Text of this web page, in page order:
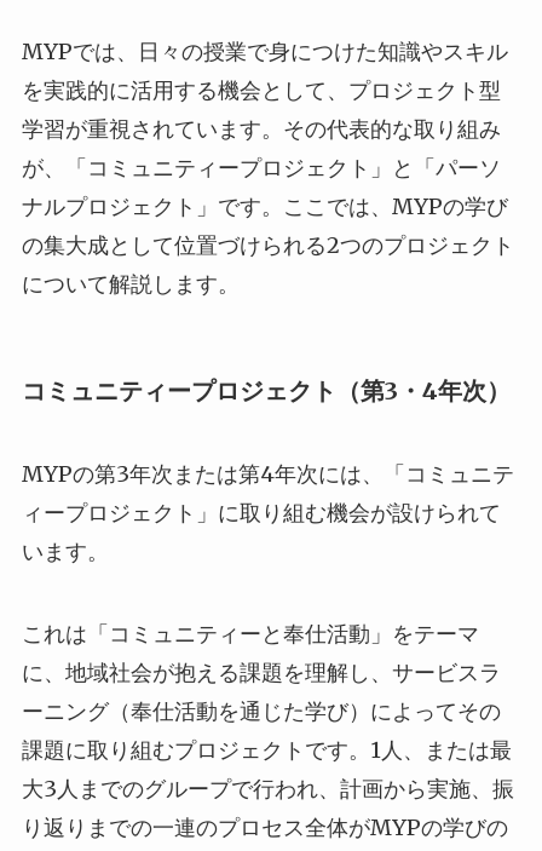
MYPでは、日々の授業で身につけた知識やスキル
を実践的に活用する機会として、プロジェクト型
学習が重視されています。その代表的な取り組み
が、「コミュニティープロジェクト」と「パーソ
ナルプロジェクト」です。ここでは、MYPの学び
の集大成として位置づけられる2つのプロジェクト
について解説します。
コミュニティープロジェクト（第3・4年次）
MYPの第3年次または第4年次には、「コミュニテ
ィープロジェクト」に取り組む機会が設けられて
います。
これは「コミュニティーと奉仕活動」をテーマ
に、地域社会が抱える課題を理解し、サービスラ
ーニング（奉仕活動を通じた学び）によってその
課題に取り組むプロジェクトです。1人、または最
大3人までのグループで行われ、計画から実施、振
り返りまでの一連のプロセス全体がMYPの学びの